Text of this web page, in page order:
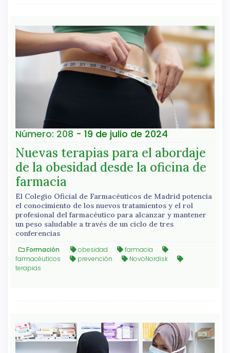
Número: 208 - 19 de julio de 2024
Nuevas terapias para el abordaje
de la obesidad desde la oficina de
farmacia
El Colegio Oficial de Farmacéuticos de Madrid potencia
el conocimiento de los nuevos tratamientos y el rol
profesional del farmacéutico para alcanzar y mantener
un peso saludable a través de un ciclo de tres
conferencias
Formación obesidad
farmacia
farmacéuticos
prevención
NovoNordisk
terapias